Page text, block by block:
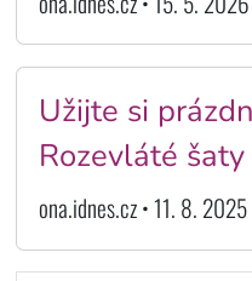
Užijte si
Rozevláté
ona.idnes.cz • 11. 8.